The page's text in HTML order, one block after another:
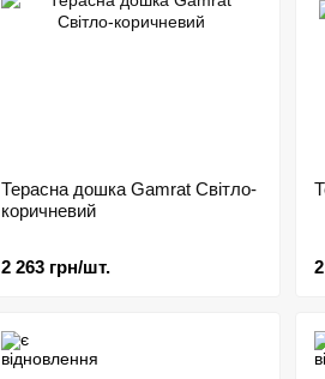
Терасна дошка Gamrat Світло-
коричневий
2 263 грн/шт.